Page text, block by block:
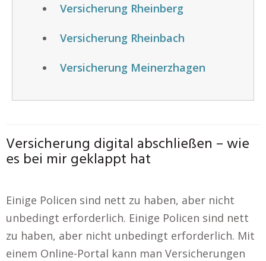
Versicherung Rheinberg
Versicherung Rheinbach
Versicherung Meinerzhagen
Versicherung digital abschließen – wie
es bei mir geklappt hat
Einige Policen sind nett zu haben, aber nicht
unbedingt erforderlich. Einige Policen sind nett
zu haben, aber nicht unbedingt erforderlich. Mit
einem Online-Portal kann man Versicherungen